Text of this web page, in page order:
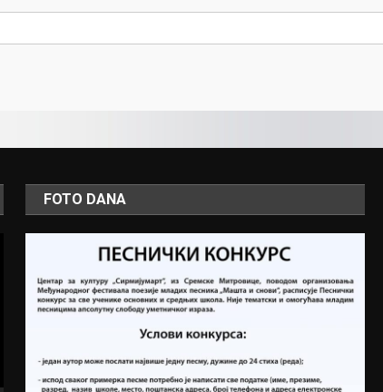
FOTO DANA